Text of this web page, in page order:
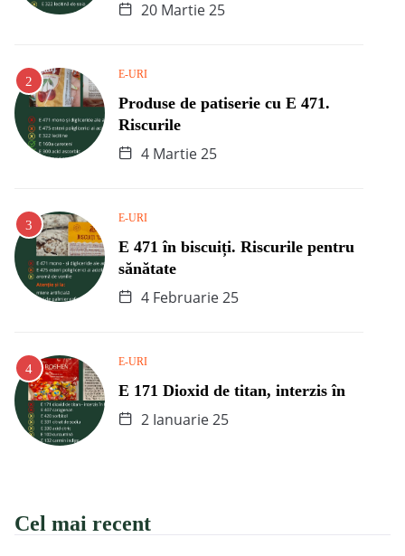
20 Martie 25
E-URI
Produse de patiserie cu E 471.
Riscurile
4 Martie 25
E-URI
E 471 în biscuiți. Riscurile pentru
sănătate
4 Februarie 25
E-URI
E 171 Dioxid de titan, interzis în
2 Ianuarie 25
Cel mai recent